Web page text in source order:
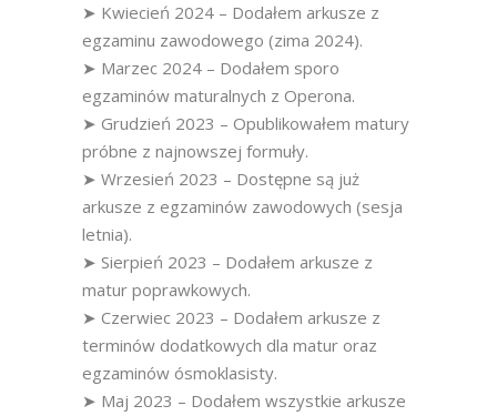
➤ Kwiecień 2024 – Dodałem arkusze z
egzaminu zawodowego (zima 2024).
➤ Marzec 2024 – Dodałem sporo
egzaminów maturalnych z Operona.
➤ Grudzień 2023 – Opublikowałem matury
próbne z najnowszej formuły.
➤ Wrzesień 2023 – Dostępne są już
arkusze z egzaminów zawodowych (sesja
letnia).
➤ Sierpień 2023 – Dodałem arkusze z
matur poprawkowych.
➤ Czerwiec 2023 – Dodałem arkusze z
terminów dodatkowych dla matur oraz
egzaminów ósmoklasisty.
➤ Maj 2023 – Dodałem wszystkie arkusze